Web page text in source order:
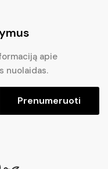
apie
nuolaidas.
Prenumeruoti